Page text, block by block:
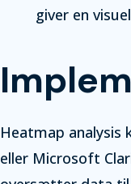
giver en
Heatmap
eller Microsoft